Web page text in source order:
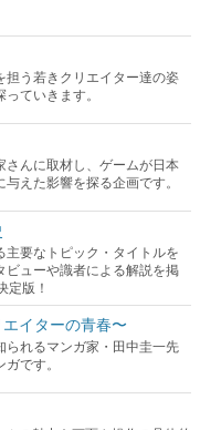
担う若きクリエイター達の姿
ていきます。
んに取材し、ゲームが日本
えた影響を探る企画です。
主要なトピック・タイトルを
ューや識者による解説を掲
定版！
イターの青春〜
られるマンガ家・田中圭一先
です。